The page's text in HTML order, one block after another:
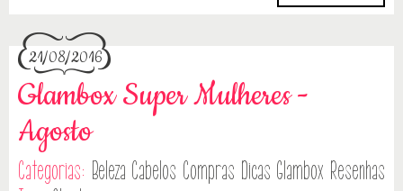
21/08/2016
Glambox Super Mulheres -
Agosto
Categorias: Beleza Cabelos Compras Dicas Glambox Resenhas